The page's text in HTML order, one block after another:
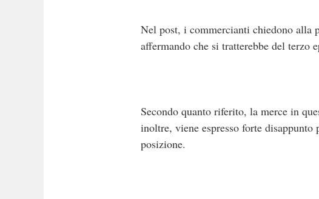
Nel post, i commercianti chiedono alla
affermando che si tratterebbe del terzo
Secondo quanto riferito, la merce in
inoltre, viene espresso forte
posizione.